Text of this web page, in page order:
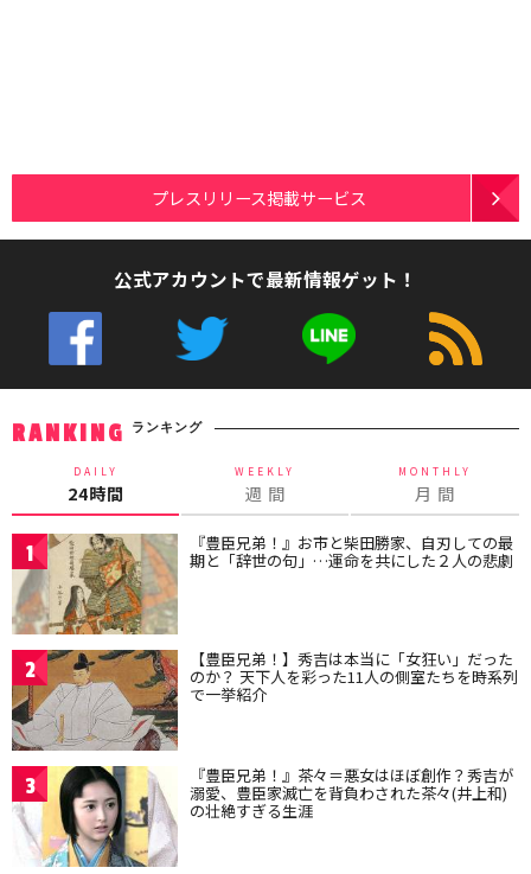
プレスリリース掲載サービス
公式アカウントで最新情報ゲット！
RANKING ランキング
DAILY
24時間
WEEKLY
週 間
MONTHLY
月 間
1 『豊臣兄弟！』お市と柴田勝家、自刃しての最
期と「辞世の句」…運命を共にした２人の悲劇
2 【豊臣兄弟！】秀吉は本当に「女狂い」だった
のか？ 天下人を彩った11人の側室たちを時系列
で一挙紹介
3 『豊臣兄弟！』茶々＝悪女はほぼ創作？秀吉が
溺愛、豊臣家滅亡を背負わされた茶々(井上和)
の壮絶すぎる生涯